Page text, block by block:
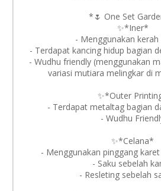
*🌷 One Set
✨*Iner*
- Menggunakan kerah
- Terdapat kancing hidup bagian
- Wudhu friendly (menggunakan
variasi mutiara melingkar di
✨*Outer
- Terdapat metaltag bagian
- ⁠Wudhu
✨*Celana*
- Menggunakan pinggang
- ⁠Saku sebelah
- ⁠Resleting sebelah